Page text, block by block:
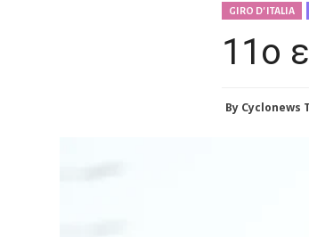
GIRO D' ITALIA
11ο
By Cyclonews